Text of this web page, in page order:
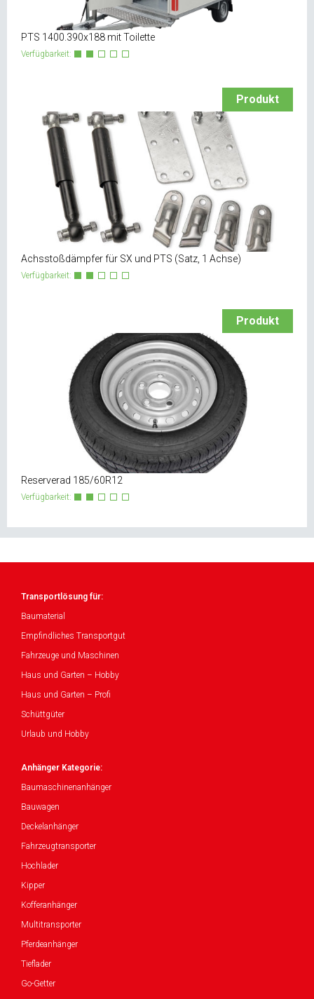
PTS 1400.390x188 mit Toilette
Verfügbarkeit:
Produkt
Achsstoßdämpfer für SX und PTS (Satz, 1 Achse)
Verfügbarkeit:
Produkt
Reserverad 185/60R12
Verfügbarkeit:
Transportlösung für:
Baumaterial
Empfindliches Transportgut
Fahrzeuge und Maschinen
Haus und Garten – Hobby
Haus und Garten – Profi
Schüttgüter
Urlaub und Hobby
Anhänger Kategorie:
Baumaschinenanhänger
Bauwagen
Deckelanhänger
Fahrzeugtransporter
Hochlader
Kipper
Kofferanhänger
Multitransporter
Pferdeanhänger
Tieflader
Go-Getter